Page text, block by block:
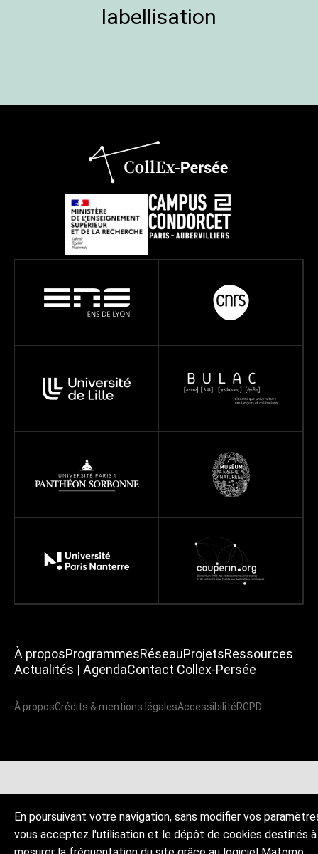
labellisation
À proposProgrammesRéseauProjetsRessources
Actualités | AgendaContact Collex-Persée
À proposCrédits & mentions légalesAccessibilitéRGPD
En poursuivant votre navigation, sans modifier vos
vous acceptez l'utilisation et le dépôt de cookies destinés à